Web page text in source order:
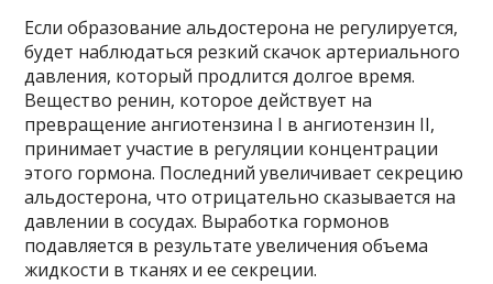
Если образование альдостерона не регулируется,
будет наблюдаться резкий скачок артериального
давления, который продлится долгое время.
Вещество ренин, которое действует на
превращение ангиотензина I в ангиотензин II,
принимает участие в регуляции концентрации
этого гормона. Последний увеличивает секрецию
альдостерона, что отрицательно сказывается на
давлении в сосудах. Выработка гормонов
подавляется в результате увеличения объема
жидкости в тканях и ее секреции.